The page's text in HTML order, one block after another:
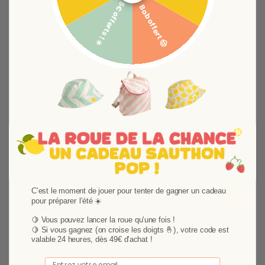
Plus de produits
Je compose mon ensemble
Choisissez vos produits et composez votre ensemble
Ajouter aux favoris
Supprimer des
-52,55% -65,03%
Bob offert 🤠
5€ offerts ! ☀️
C'est le moment de jouer pour tenter de gagner un cadeau
pour préparer l'été ☀️
🍋 Vous pouvez lancer la roue qu'une fois !
🍋 Si vous gagnez (on croise les doigts 🤞), votre code est
valable 24 heures, dès 49€ d'achat !